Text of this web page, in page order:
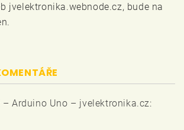
jvelektronika.webnode.cz, bude na
– Arduino Uno – jvelektronika.cz: